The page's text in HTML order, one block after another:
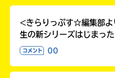
<きらりっぷす☆編集部よ
生の新シリーズはじまった
コメント 00